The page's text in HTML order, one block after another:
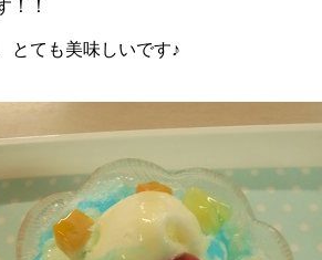
！！
とても美味しいです♪